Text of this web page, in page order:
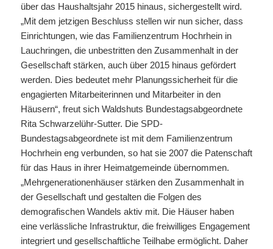
über das Haushaltsjahr 2015 hinaus, sichergestellt wird.
„Mit dem jetzigen Beschluss stellen wir nun sicher, dass
Einrichtungen, wie das Familienzentrum Hochrhein in
Lauchringen, die unbestritten den Zusammenhalt in der
Gesellschaft stärken, auch über 2015 hinaus gefördert
werden. Dies bedeutet mehr Planungssicherheit für die
engagierten Mitarbeiterinnen und Mitarbeiter in den
Häusern“, freut sich Waldshuts Bundestagsabgeordnete
Rita Schwarzelühr-Sutter. Die SPD-
Bundestagsabgeordnete ist mit dem Familienzentrum
Hochrhein eng verbunden, so hat sie 2007 die Patenschaft
für das Haus in ihrer Heimatgemeinde übernommen.
„Mehrgenerationenhäuser stärken den Zusammenhalt in
der Gesellschaft und gestalten die Folgen des
demografischen Wandels aktiv mit. Die Häuser haben
eine verlässliche Infrastruktur, die freiwilliges Engagement
integriert und gesellschaftliche Teilhabe ermöglicht. Daher